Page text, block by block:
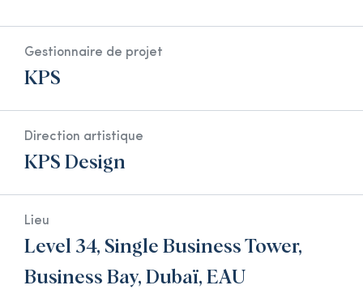
Gestionnaire de projet
KPS
Direction artistique
KPS Design
Lieu
Level 34, Single Business Tower,
Business Bay, Dubaï, EAU